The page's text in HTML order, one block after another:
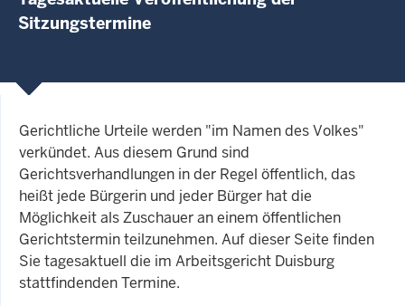
Sitzungstermine
Gerichtliche Urteile werden "im Namen des Volkes"
verkündet. Aus diesem Grund sind
Gerichtsverhandlungen in der Regel öffentlich, das
heißt jede Bürgerin und jeder Bürger hat die
Möglichkeit als Zuschauer an einem öffentlichen
Gerichtstermin teilzunehmen. Auf dieser Seite finden
Sie tagesaktuell die im Arbeitsgericht Duisburg
stattfindenden Termine.